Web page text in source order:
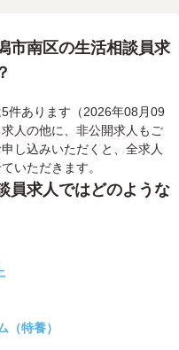
市南区の生活相談員求
件あります（2026年08月09
人の他に、非公開求人もご
し込みいただくと、全求人
いただきます。
員求人ではどのような
（特養）